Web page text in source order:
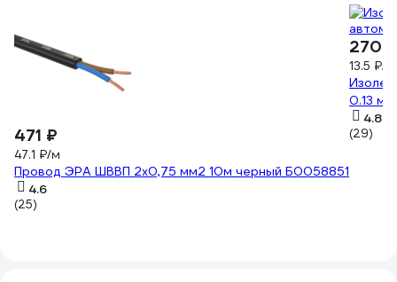
471 ₽
47.1 ₽/м
Провод ЭРА ШВВП 2x0,75 мм2 10м черный Б0058851
4.6
(25)
270 ₽
13.5 ₽/м
0.13
4.8
(29)